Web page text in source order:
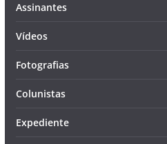
Assinantes
Vídeos
Fotografias
Colunistas
Expediente